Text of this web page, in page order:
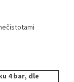
4 bar, dle